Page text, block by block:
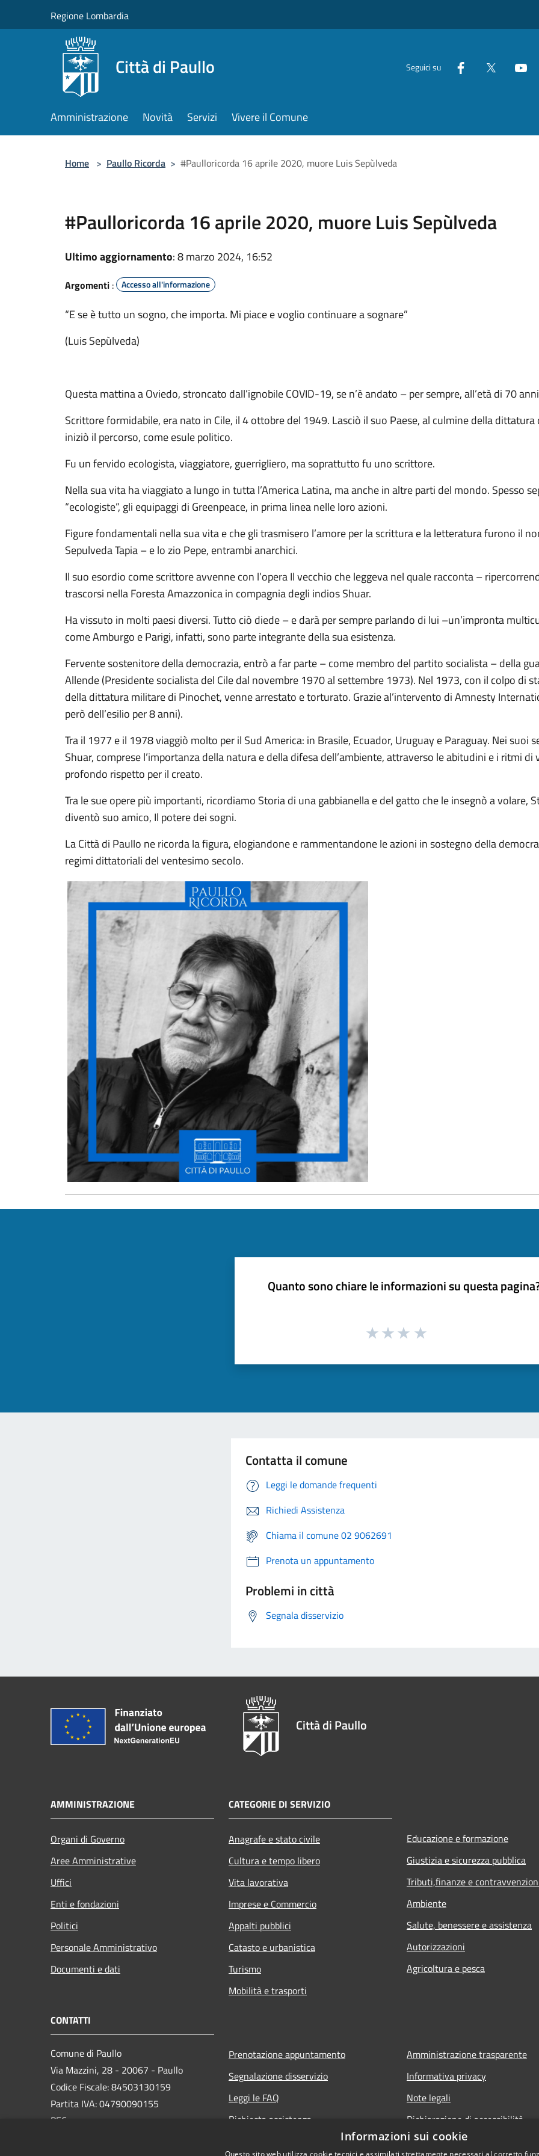
Regione Lombardia
Città di Paullo Seguici su
Amministrazione Novità Servizi Vivere il Comune
Home > Paullo Ricorda > #Paulloricorda 16 aprile 2020, muore Luis Sepùlveda
#Paulloricorda 16 aprile 2020, muore Luis Sepùlveda
Ultimo aggiornamento: 8 marzo 2024, 16:52
Argomenti : Accesso all'informazione
“E se è tutto un sogno, che importa. Mi piace e voglio continuare a sognare”
(Luis Sepùlveda)
Questa mattina a Oviedo, stroncato dall’ignobile COVID-19, se n’è andato – per sempre, all’età di 70
Scrittore formidabile, era nato in Cile, il 4 ottobre del 1949. Lasciò il suo Paese, al culmine della
iniziò il percorso, come esule politico.
Fu un fervido ecologista, viaggiatore, guerrigliero, ma soprattutto fu uno scrittore.
Nella sua vita ha viaggiato a lungo in tutta l’America Latina, ma anche in altre parti del mondo. Spesso
“ecologiste”, gli equipaggi di Greenpeace, in prima linea nelle loro azioni.
Figure fondamentali nella sua vita e che gli trasmisero l’amore per la scrittura e la letteratura furono il
Sepulveda Tapia – e lo zio Pepe, entrambi anarchici.
Il suo esordio come scrittore avvenne con l’opera Il vecchio che leggeva nel quale racconta –
trascorsi nella Foresta Amazzonica in compagnia degli indios Shuar.
Ha vissuto in molti paesi diversi. Tutto ciò diede – e darà per sempre parlando di lui –un’impronta
come Amburgo e Parigi, infatti, sono parte integrante della sua esistenza.
Fervente sostenitore della democrazia, entrò a far parte – come membro del partito socialista – della
Allende (Presidente socialista del Cile dal novembre 1970 al settembre 1973). Nel 1973, con il colpo di
della dittatura militare di Pinochet, venne arrestato e torturato. Grazie al’intervento di Amnesty
però dell’esilio per 8 anni).
Tra il 1977 e il 1978 viaggiò molto per il Sud America: in Brasile, Ecuador, Uruguay e Paraguay. Nei suoi
Shuar, comprese l’importanza della natura e della difesa dell’ambiente, attraverso le abitudini e i ritmi
profondo rispetto per il creato.
Tra le sue opere più importanti, ricordiamo Storia di una gabbianella e del gatto che le insegnò a volare,
diventò suo amico, Il potere dei sogni.
La Città di Paullo ne ricorda la figura, elogiandone e rammentandone le azioni in sostegno della
regimi dittatoriali del ventesimo secolo.
Quanto sono chiare le informazioni su questa
Contatta il comune
Leggi le domande frequenti
Richiedi Assistenza
Chiama il comune 02 9062691
Prenota un appuntamento
Problemi in città
Segnala disservizio
Città di Paullo
AMMINISTRAZIONE
Organi di Governo
Aree Amministrative
Uffici
Enti e fondazioni
Politici
Personale Amministrativo
Documenti e dati
CATEGORIE DI SERVIZIO
Anagrafe e stato civile
Cultura e tempo libero
Vita lavorativa
Imprese e Commercio
Appalti pubblici
Catasto e urbanistica
Turismo
Mobilità e trasporti
Educazione e formazione
Giustizia e sicurezza pubblica
Tributi,finanze e
Ambiente
Salute, benessere e assistenza
Autorizzazioni
Agricoltura e pesca
CONTATTI
Comune di Paullo
Via Mazzini, 28 - 20067 - Paullo
Codice Fiscale: 84503130159
Partita IVA: 04790090155
PEC:
Prenotazione appuntamento
Segnalazione disservizio
Leggi le FAQ
Richiesta assistenza
Amministrazione trasparente
Informativa privacy
Note legali
Dichiarazione di accessibilità
Elenco link utili
Informazioni sui cookie
Questo sito web utilizza cookie tecnici e assimilati strettamente necessari al corretto